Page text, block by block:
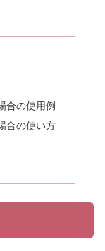
合の使用例
合の使い方